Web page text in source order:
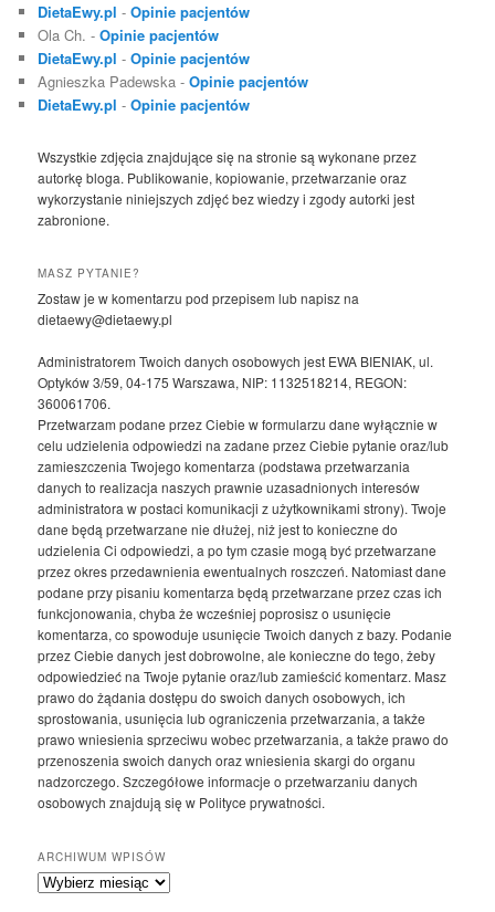
DietaEwy.pl -Opinie pacjentów
Ola Ch. -Opinie pacjentów
DietaEwy.pl -Opinie pacjentów
Agnieszka Padewska -Opinie pacjentów
DietaEwy.pl -Opinie pacjentów
Wszystkie zdjęcia znajdujące się na stronie są wykonane przez
autorkę bloga. Publikowanie, kopiowanie, przetwarzanie oraz
wykorzystanie niniejszych zdjęć bez wiedzy i zgody autorki jest
zabronione.
MASZ PYTANIE?
Zostaw je w komentarzu pod przepisem lub napisz na
dietaewy@dietaewy.pl
Administratorem Twoich danych osobowych jest EWA BIENIAK, ul.
Optyków 3/59, 04-175 Warszawa, NIP: 1132518214, REGON:
360061706.
Przetwarzam podane przez Ciebie w formularzu dane wyłącznie w
celu udzielenia odpowiedzi na zadane przez Ciebie pytanie oraz/lub
zamieszczenia Twojego komentarza (podstawa przetwarzania
danych to realizacja naszych prawnie uzasadnionych interesów
administratora w postaci komunikacji z użytkownikami strony). Twoje
dane będą przetwarzane nie dłużej, niż jest to konieczne do
udzielenia Ci odpowiedzi, a po tym czasie mogą być przetwarzane
przez okres przedawnienia ewentualnych roszczeń. Natomiast dane
podane przy pisaniu komentarza będą przetwarzane przez czas ich
funkcjonowania, chyba że wcześniej poprosisz o usunięcie
komentarza, co spowoduje usunięcie Twoich danych z bazy. Podanie
przez Ciebie danych jest dobrowolne, ale konieczne do tego, żeby
odpowiedzieć na Twoje pytanie oraz/lub zamieścić komentarz. Masz
prawo do żądania dostępu do swoich danych osobowych, ich
sprostowania, usunięcia lub ograniczenia przetwarzania, a także
prawo wniesienia sprzeciwu wobec przetwarzania, a także prawo do
przenoszenia swoich danych oraz wniesienia skargi do organu
nadzorczego. Szczegółowe informacje o przetwarzaniu danych
osobowych znajdują się w Polityce prywatności.
ARCHIWUM WPISÓW
Archiwum